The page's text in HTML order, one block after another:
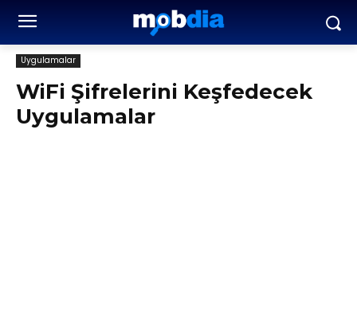
Uygulamalar
WiFi Şifrelerini Keşfedecek
Uygulamalar